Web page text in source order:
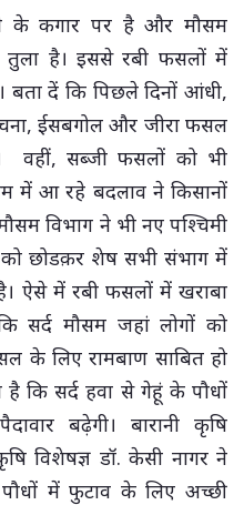
के कगार पर है और मौसम
तुला है। इससे रबी फसलों में
दें कि पिछले दिनों आंधी,
ईसबगोल और जीरा फसल
वहीं, सब्जी फसलों को भी
में आ रहे बदलाव ने किसानों
विभाग ने भी नए पश्चिमी
छोडक़र शेष सभी संभाग में
ऐसे में रबी फसलों में खराबा
सर्द मौसम जहां लोगों को
के लिए रामबाण साबित हो
है कि सर्द हवा से गेहूं के पौधों
बढ़ेगी। बारानी कृषि
विशेषज्ञ डॉ. केसी नागर ने
में फुटाव के लिए अच्छी